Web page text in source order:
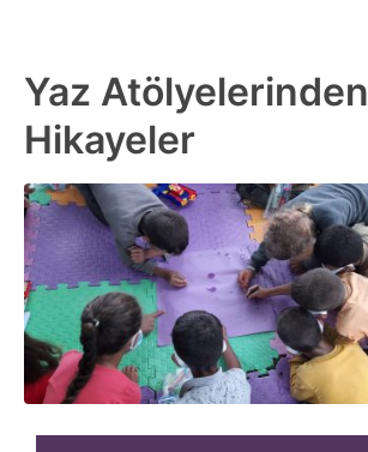
Yaz Atölyelerinden
Hikayeler